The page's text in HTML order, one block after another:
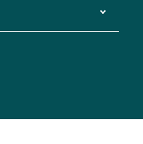
す
大学病院直通バ
～中部国際空港